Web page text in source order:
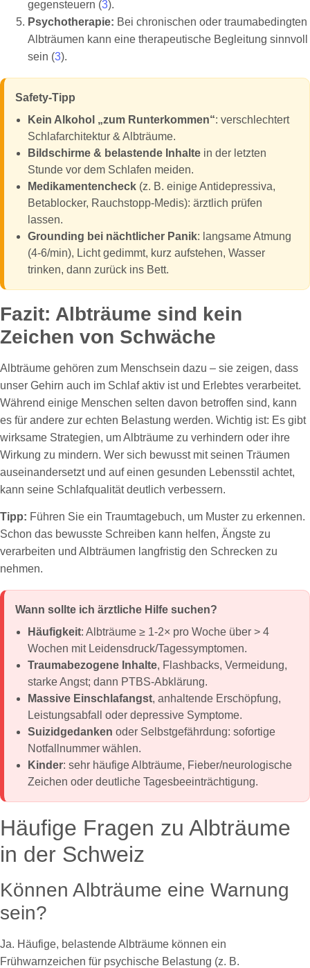
gegensteuern (3).
Psychotherapie: Bei chronischen oder traumabedingten
Albträumen kann eine therapeutische Begleitung sinnvoll
sein (3).
Safety-Tipp
Kein Alkohol „zum Runterkommen“: verschlechtert
Schlafarchitektur & Albträume.
Bildschirme & belastende Inhalte in der letzten
Stunde vor dem Schlafen meiden.
Medikamentencheck (z. B. einige Antidepressiva,
Betablocker, Rauchstopp-Medis): ärztlich prüfen
lassen.
Grounding bei nächtlicher Panik: langsame Atmung
(4-6/min), Licht gedimmt, kurz aufstehen, Wasser
trinken, dann zurück ins Bett.
Fazit: Albträume sind kein
Zeichen von Schwäche
Albträume gehören zum Menschsein dazu – sie zeigen, dass
unser Gehirn auch im Schlaf aktiv ist und Erlebtes verarbeitet.
Während einige Menschen selten davon betroffen sind, kann
es für andere zur echten Belastung werden. Wichtig ist: Es gibt
wirksame Strategien, um Albträume zu verhindern oder ihre
Wirkung zu mindern. Wer sich bewusst mit seinen Träumen
auseinandersetzt und auf einen gesunden Lebensstil achtet,
kann seine Schlafqualität deutlich verbessern.
Tipp: Führen Sie ein Traumtagebuch, um Muster zu erkennen.
Schon das bewusste Schreiben kann helfen, Ängste zu
verarbeiten und Albträumen langfristig den Schrecken zu
nehmen.
Wann sollte ich ärztliche Hilfe suchen?
Häufigkeit: Albträume ≥ 1-2× pro Woche über > 4
Wochen mit Leidensdruck/Tagessymptomen.
Traumabezogene Inhalte, Flashbacks, Vermeidung,
starke Angst; dann PTBS-Abklärung.
Massive Einschlafangst, anhaltende Erschöpfung,
Leistungsabfall oder depressive Symptome.
Suizidgedanken oder Selbstgefährdung: sofortige
Notfallnummer wählen.
Kinder: sehr häufige Albträume, Fieber/neurologische
Zeichen oder deutliche Tagesbeeinträchtigung.
Häufige Fragen zu Albträume
in der Schweiz
Können Albträume eine Warnung
sein?
Ja. Häufige, belastende Albträume können ein
Frühwarnzeichen für psychische Belastung (z. B.